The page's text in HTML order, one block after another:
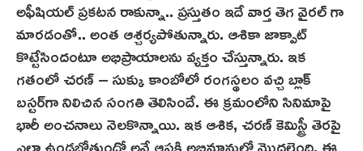
అఫీషియల్ ప్రకటన రాకున్నా.. ప్రస్తుతం ఇదే వార్త తెగ వైరల్ గా
మారడంతో.. అంత ఆశ్చర్యపోతున్నారు. ఆశికా జాక్పాట్
కొట్టేసిందంటూ అభిప్రాయాలను వ్యక్తం చేస్తున్నారు. ఇక
గతంలో చరణ్ – సుక్కు కాంబోలో రంగస్థలం వ‌చ్చి బ్లాక్
బ‌స్టర్‌గా నిలిచిన సంగతి తెలిసిందే. ఈ క్రమంలోని సినిమాపై
భారీ అంచనాలు నెలకొన్నాయి. ఇక ఆశిక, చరణ్ కెమిస్ట్రీ తెరపై